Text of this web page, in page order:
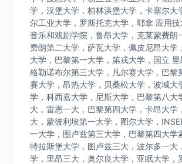
学，汉堡大学，柏林洪堡大学，卡塞尔大
尔工业大学，罗斯托克大学，耶拿 应用
音乐和戏剧学院，鲁昂大学，克莱蒙费朗
费朗第二大学，萨瓦大学，佩皮尼昂大学
大学，巴黎第一大学，第戎大学，国立 里
格勒诺布尔第三大学，凡尔赛大学，巴黎
赛大学，昂热大学，贝桑松大学，波城大
学，科西嘉大学，尼斯大学，巴黎第八大
大，雷恩一大，巴黎第四大学，卡昂大学
大，蒙彼利埃第一大学，图尔大学，
一大学，图卢兹第三大学，巴黎第四大学
特拉斯堡大学，图卢兹三大，波尔多一大
学，里昂三大，奥尔良大学，亚眠大学，